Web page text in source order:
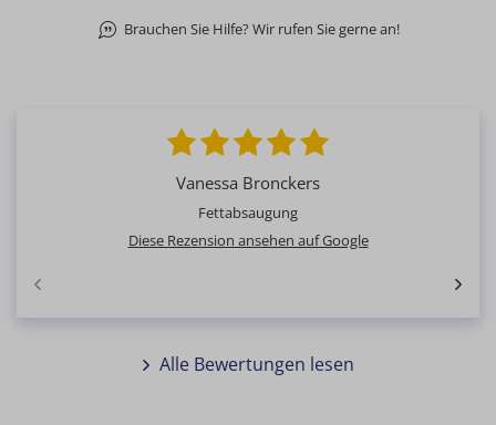
Brauchen Sie Hilfe? Wir rufen Sie gerne an!
Vanessa Bronckers
Fettabsaugung
Diese Rezension ansehen auf Google
Alle Bewertungen lesen